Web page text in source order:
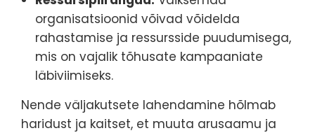
organisatsioonid võivad võidelda
rahastamise ja ressursside puudumisega,
mis on vajalik tõhusate kampaaniate
läbiviimiseks.
Nende väljakutsete lahendamine hõlmab
haridust ja kaitset, et muuta arusaamu ja